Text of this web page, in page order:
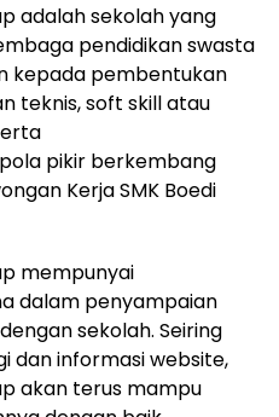
adalah sekolah yang
pendidikan swasta
kepada pembentukan
teknis, soft skill atau
pikir berkembang
Kerja SMK Boedi
mempunyai
dalam penyampaian
sekolah. Seiring
dan informasi website,
akan terus mampu